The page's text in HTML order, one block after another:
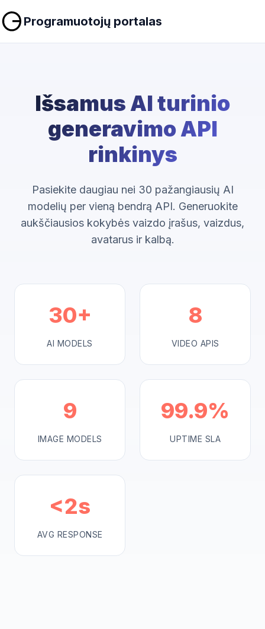
Programuotojų portalas
Išsamus AI turinio
generavimo API
rinkinys
Pasiekite daugiau nei 30 pažangiausių AI
modelių per vieną bendrą API. Generuokite
aukščiausios kokybės vaizdo įrašus, vaizdus,
avatarus ir kalbą.
30+
AI MODELS
8
VIDEO APIS
9
IMAGE MODELS
99.9%
UPTIME SLA
<2s
AVG RESPONSE